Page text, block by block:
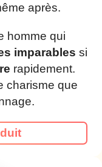
après.
homme qui
imparables si
rapidement.
charisme que